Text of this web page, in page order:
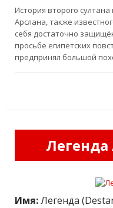
История второго
Арслана, также
себя достаточно
просьбе египетских
предпринял большой
Легенда
Имя:Легенда